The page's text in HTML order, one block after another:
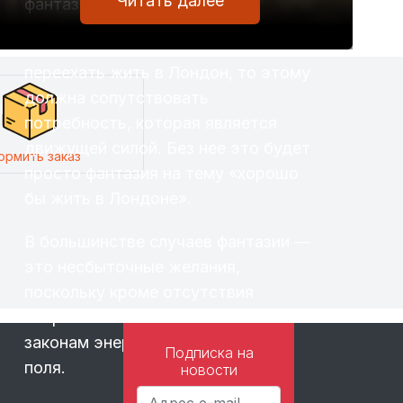
фантазии.
К примеру, если человек хочет
переехать жить в Лондон, то этому
должна сопутствовать
потребность, которая является
движущей силой. Без нее это будет
просто фантазия на тему «хорошо
законам энергоинформационного
поля.
заказ
Подписка на
новости